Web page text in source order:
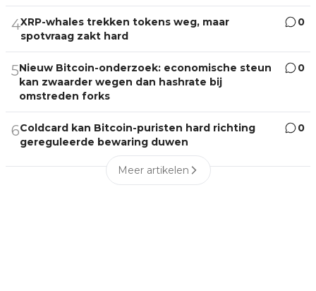
4XRP-whales trekken tokens weg, maar
spotvraag zakt hard
0
5Nieuw Bitcoin-onderzoek: economische steun
kan zwaarder wegen dan hashrate bij
omstreden forks
0
6Coldcard kan Bitcoin-puristen hard richting
gereguleerde bewaring duwen
0
Meer artikelen